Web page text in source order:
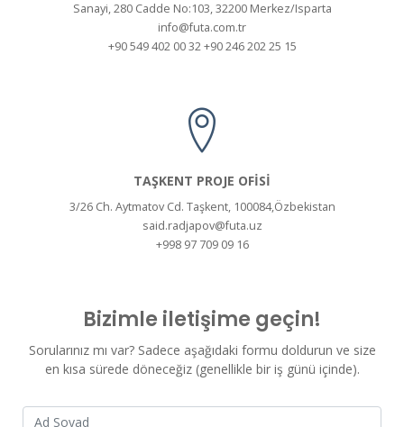
Sanayi, 280 Cadde No:103, 32200 Merkez/Isparta
info@futa.com.tr
+90 549 402 00 32 +90 246 202 25 15
TAŞKENT PROJE OFİSİ
3/26 Ch. Aytmatov Cd. Taşkent, 100084,Özbekistan
said.radjapov@futa.uz
+998 97 709 09 16
Bizimle iletişime geçin!
Sorularınız mı var? Sadece aşağıdaki formu doldurun ve size
en kısa sürede döneceğiz (genellikle bir iş günü içinde).